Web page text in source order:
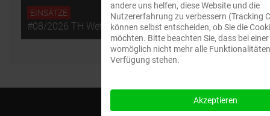
EINSÄTZE
#08/2026 TH Wetter
andere uns helfen, diese Website und die
Nutzererfahrung zu verbessern (Tracking
können selbst entscheiden, ob Sie die
möchten. Bitte beachten Sie, dass bei
womöglich nicht mehr alle
Verfügung stehen.
Akzeptieren